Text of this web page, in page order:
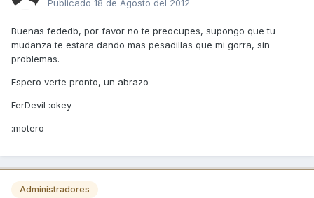
Publicado 18 de Agosto del 2012
Buenas fededb, por favor no te preocupes, supongo que tu
mudanza te estara dando mas pesadillas que mi gorra, sin
problemas.
Espero verte pronto, un abrazo
FerDevil :okey
:motero
Administradores